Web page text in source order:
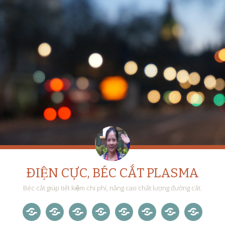
ĐIỆN CỰC, BÉC CẮT PLASMA
Béc cắt giúp tiết kiệm chi phí, nâng cao chất lượng đường cắt.